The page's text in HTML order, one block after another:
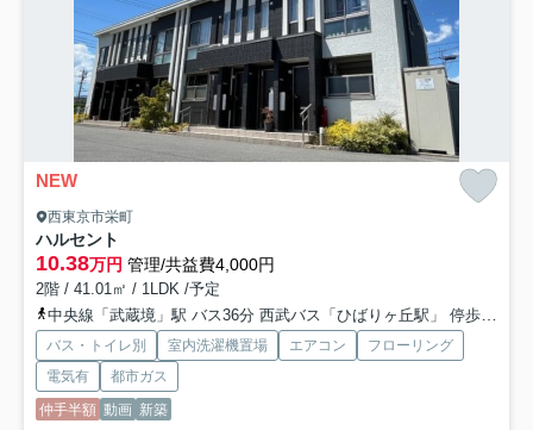
NEW
西東京市栄町
ハルセント
10.38万円 管理/共益費4,000円
2階 / 41.01㎡ / 1LDK /予定
中央線「武蔵境」駅 バス36分 西武バス「ひばりヶ丘駅」 停歩12分
バス・トイレ別 室内洗濯機置場 エアコン
フローリング
電気有
都市ガス
仲手半額 動画 新築